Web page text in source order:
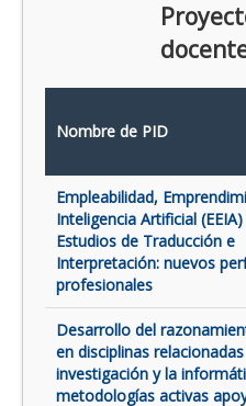
Nombre de PID
Empleabilidad,
Inteligencia Artificial
Estudios de Traducción e
Interpretación: nuevos
profesionales
Desarrollo del
en disciplinas
investigación y la
metodologías activas